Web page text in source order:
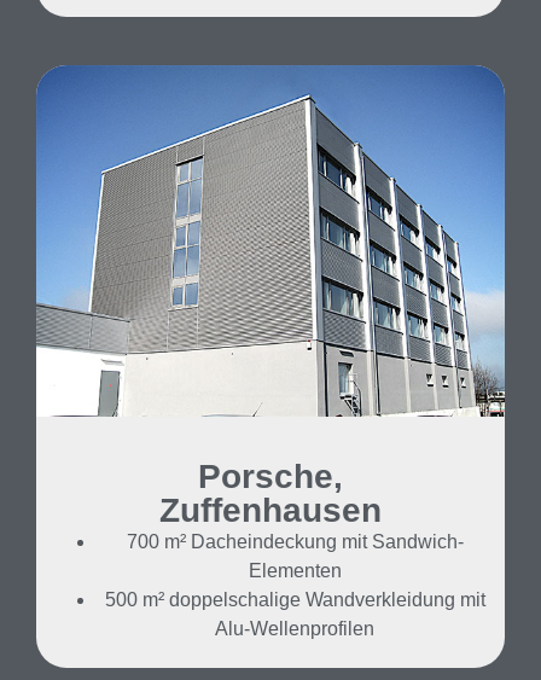
Porsche,
Zuffenhausen
700 m² Dacheindeckung mit Sandwich-
Elementen
500 m² doppelschalige Wandverkleidung mit
Alu-Wellenprofilen